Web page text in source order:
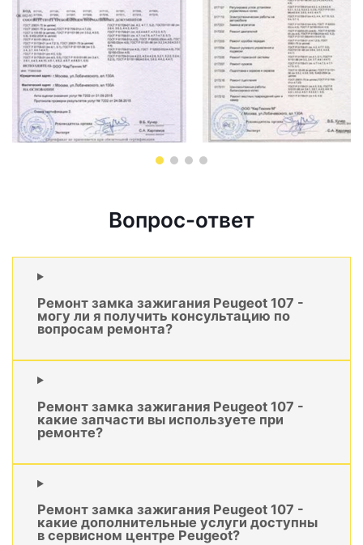
Вопрос-ответ
Ремонт замка зажигания Peugeot 107 -
могу ли я получить консультацию по
вопросам ремонта?
Ремонт замка зажигания Peugeot 107 -
какие запчасти вы используете при
ремонте?
Ремонт замка зажигания Peugeot 107 -
какие дополнительные услуги доступны
в сервисном центре Peugeot?